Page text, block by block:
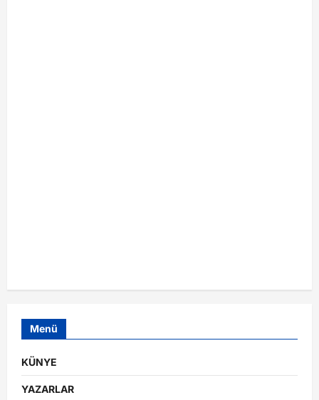
Menü
KÜNYE
YAZARLAR